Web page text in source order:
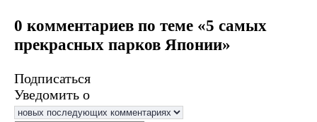
0 комментариев по теме «5 самых
прекрасных парков Японии»
Подписаться
Уведомить о